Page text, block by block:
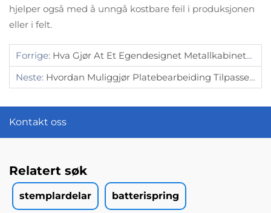
hjelper også med å unngå kostbare feil i produksjonen
eller i felt.
Forrige: Hva Gjør At Et Egendesignet Metallkabinett Er Ideelt For Spesialiserte Enheter?
Neste: Hvordan Muliggjør Platebearbeiding Tilpassede Kabinettløsninger?
Kontakt oss
Relatert søk
stemplardelar batterispring